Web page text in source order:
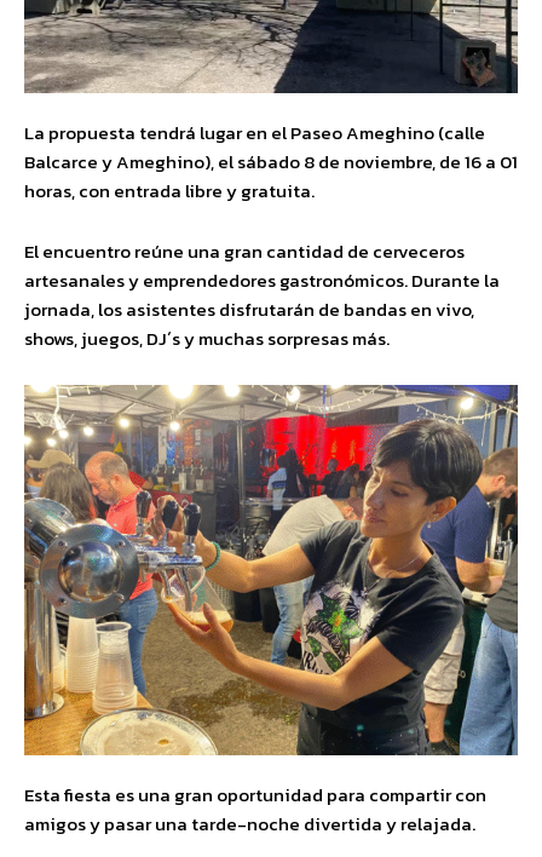
La propuesta tendrá lugar en el Paseo Ameghino (calle
Balcarce y Ameghino), el sábado 8 de noviembre, de 16 a 01
horas, con entrada libre y gratuita.
El encuentro reúne una gran cantidad de cerveceros
artesanales y emprendedores gastronómicos. Durante la
jornada, los asistentes disfrutarán de bandas en vivo,
shows, juegos, DJ´s y muchas sorpresas más.
Esta fiesta es una gran oportunidad para compartir con
amigos y pasar una tarde-noche divertida y relajada.